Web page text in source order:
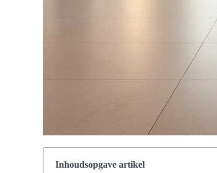
Inhoudsopgave artikel